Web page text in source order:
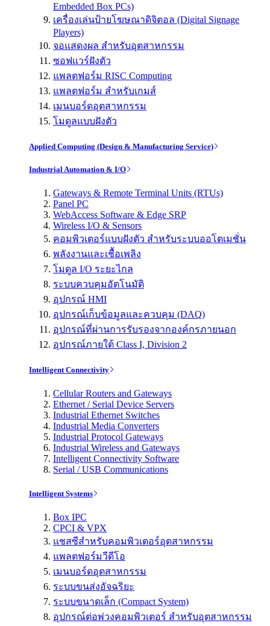
Embedded Box PCs)
เครื่องเล่นป้ายโฆษณาดิจิตอล (Digital Signage
Players)
จอแสดงผล สำหรับอุตสาหกรรม
ซอฟแวร์ฝังตัว
แพลตฟอร์ม RISC Computing
แพลตฟอร์ม สำหรับเกมส์
เมนบอร์ดอุตสาหกรรม
โมดูลแบบฝังตัว
Applied Computing (Design & Manufacturing Service)
Industrial Automation & I/O
Gateways & Remote Terminal Units (RTUs)
Panel PC
WebAccess Software & Edge SRP
Wireless I/O & Sensors
คอมพิวเตอร์แบบฝังตัว สำหรับระบบออโตเมชั่น
พลังงานและเชื้อเพลิง
โมดูล I/O ระยะไกล
ระบบควบคุมอัตโนมัติ
อุปกรณ์ HMI
อุปกรณ์เก็บข้อมูลและควบคุม (DAQ)
อุปกรณ์ที่ผ่านการรับรองจากองค์กรภายนอก
อุปกรณ์ภายใต้ Class I, Division 2
Intelligent Connectivity
Cellular Routers and Gateways
Ethernet / Serial Device Servers
Industrial Ethernet Switches
Industrial Media Converters
Industrial Protocol Gateways
Industrial Wireless and Gateways
Intelligent Connectivity Software
Serial / USB Communications
Intelligent Systems
Box IPC
CPCI & VPX
แชสซีสำหรับคอมพิวเตอร์อุตสาหกรรม
แพลตฟอร์มวีดีโอ
เมนบอร์ดอุตสาหกรรม
ระบบขนส่งอัจฉริยะ
ระบบขนาดเล็ก (Compact System)
อุปกรณ์ต่อพ่วงคอมพิวเตอร์ สำหรับอุตสาหกรรม